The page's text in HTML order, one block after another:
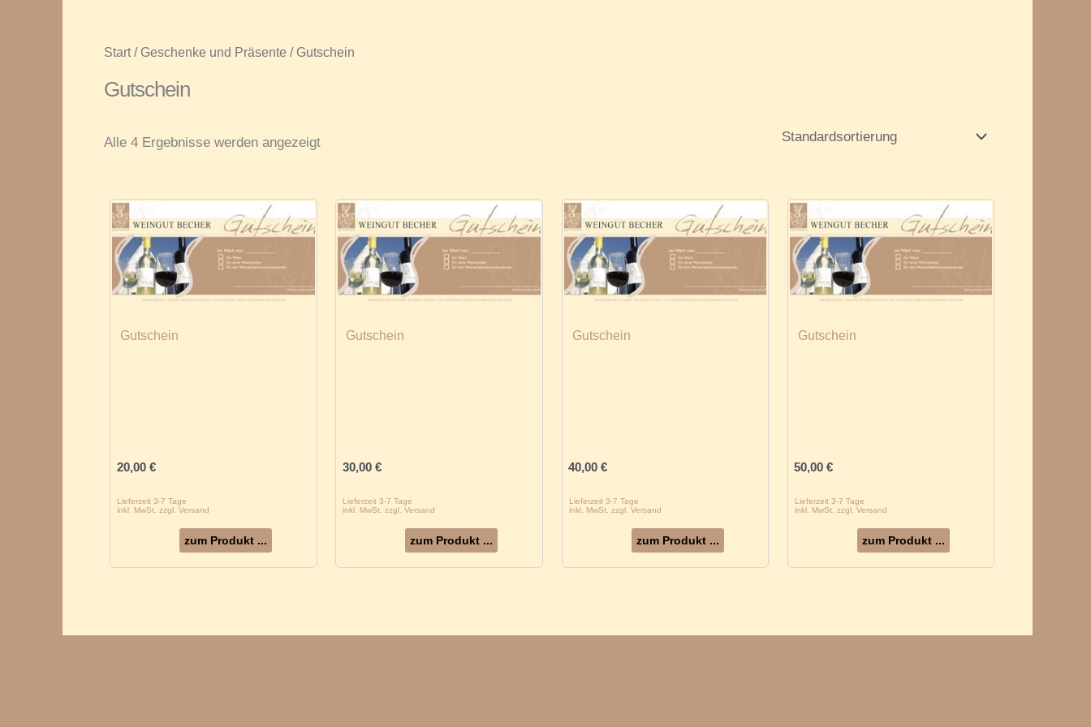
Start/ Geschenke und Präsente / Gutschein
Gutschein
Alle 4 Ergebnisse werden angezeigt
Lieferzeit 3-7 Tage
inkl. MwSt. zzgl. Versand
Gutschein
20,00 €
zum Produkt ...
Lieferzeit 3-7 Tage
inkl. MwSt. zzgl. Versand
Gutschein
30,00 €
zum Produkt ...
Lieferzeit 3-7 Tage
inkl. MwSt. zzgl. Versand
Gutschein
40,00€
zum Produkt ...
Lieferzeit 3-7 Tage
inkl. MwSt. zzgl. Versand
Gutschein
50,00€
zum Produkt ...